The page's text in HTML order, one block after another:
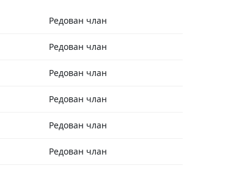
Редован члан
Редован члан
Редован члан
Редован члан
Редован члан
Редован члан